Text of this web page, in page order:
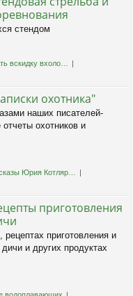
стендом
вскидку вхоло…
охотника"
наших писателей-
охотников и
Юрия Котляр…
приготовления
приготовления и
и других продуктах